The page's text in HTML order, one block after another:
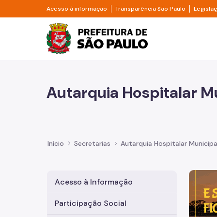
Pular para o Conteúdo principal
Acesso à informação Divisor de acesso à informação
Transparência São Paulo Divisor
Prefeitura de São
Autarquia Hospitalar
Início Secretarias Autarquia Hospitalar
Acesso à Informação
Participação Social